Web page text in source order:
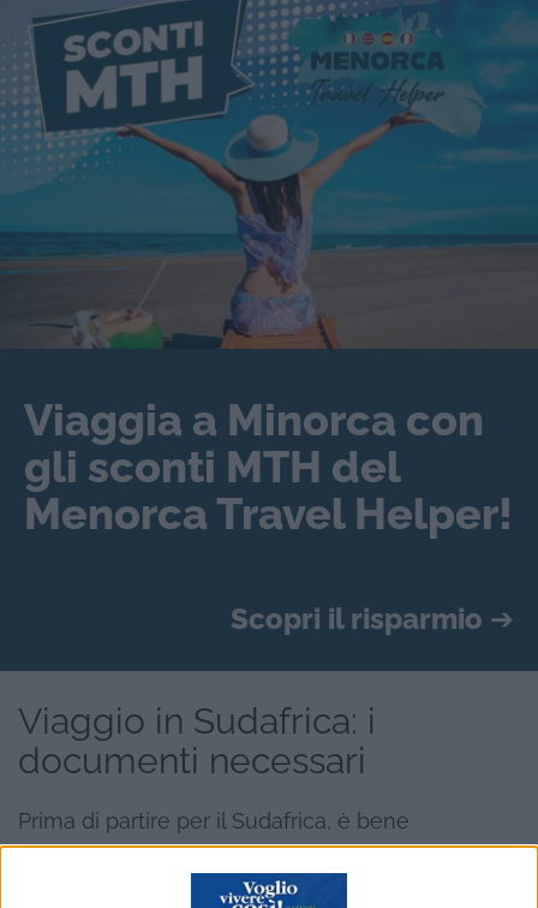
Viaggia a Minorca con
gli sconti MTH del
Menorca Travel Helper!
Scopri il risparmio ➔
Viaggio in Sudafrica: i
documenti necessari
Prima di partire per il Sudafrica, è bene
controllare che tutti i documenti siano in corso di
validità: ecco le procedure per visto e cosa fare